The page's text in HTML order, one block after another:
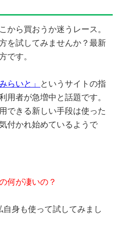
ら買おうか迷うレース。
を試してみませんか？最新
です。
らいと」
というサイトの指
用者が急増中と話題です。
できる新しい手段は使った
付かれ始めているようで
何が凄いの？
身も使って試してみまし